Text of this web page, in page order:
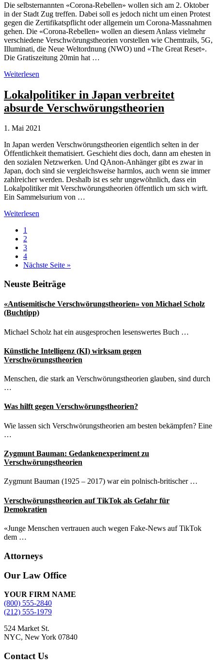
Die selbsternannten «Corona-Rebellen» wollen sich am 2. Oktober
in der Stadt Zug treffen. Dabei soll es jedoch nicht um einen Protest
gegen die Zertifikatspflicht oder allgemein um Corona-Massnahmen
gehen. Die «Corona-Rebellen» wollen an diesem Anlass vielmehr
verschiedene Verschwörungstheorien vorstellen wie Chemtrails, 5G,
Illuminati, die Neue Weltordnung (NWO) und «The Great Reset».
Die Gratiszeitung 20min hat …
«Corona-
propagieren
Verschwörungstheorien
Weiterlesen
Lokalpolitiker in Japan verbreitet
absurde Verschwörungstheorien
1. Mai 2021
In Japan werden Verschwörungstheorien eigentlich selten in der
Öffentlichkeit thematisiert. Geschieht dies doch, dann am ehesten in
den sozialen Netzwerken. Und QAnon-Anhänger gibt es zwar in
Japan, doch sind sie vergleichsweise harmlos, auch wenn sie immer
zahlreicher werden. Deshalb ist es sehr ungewöhnlich, dass ein
Lokalpolitiker mit Verschwörungstheorien öffentlich um sich wirft.
Ein Sammelsurium von …
Lokalpolitiker
Japan
verbreitet
absurde
Verschwörungstheorien
Weiterlesen
Seite
1
Seite
2
Seite
3
Seite
4
Nächste Seite aufrufen
»
Seitenspalte
Neuste Beiträge
«Antisemitische Verschwörungstheorien» von Michael Scholz
(Buchtipp)
Michael Scholz hat ein ausgesprochen lesenswertes Buch …
Künstliche Intelligenz (KI) wirksam gegen
Verschwörungstheorien
Menschen, die stark an Verschwörungstheorien glauben, sind durch
…
Was hilft gegen Verschwörungstheorien?
Wie lassen sich Verschwörungstheorien am besten bekämpfen? Eine
…
Zygmunt Bauman: Gedankenexperiment zu
Verschwörungstheorien
Zygmunt Bauman (1925 – 2017) war ein polnisch-britischer …
Verschwörungstheorien auf TikTok als Gefahr für
Demokratien
«Junge Menschen vertrauen auch wegen Fake-News auf TikTok
dem …
Attorneys
Site
Footer
Our Law Office
YOUR FIRM NAME
(800) 555-2840
(212) 555-1979
524 Market St.
NYC, New York 07840
Contact Us